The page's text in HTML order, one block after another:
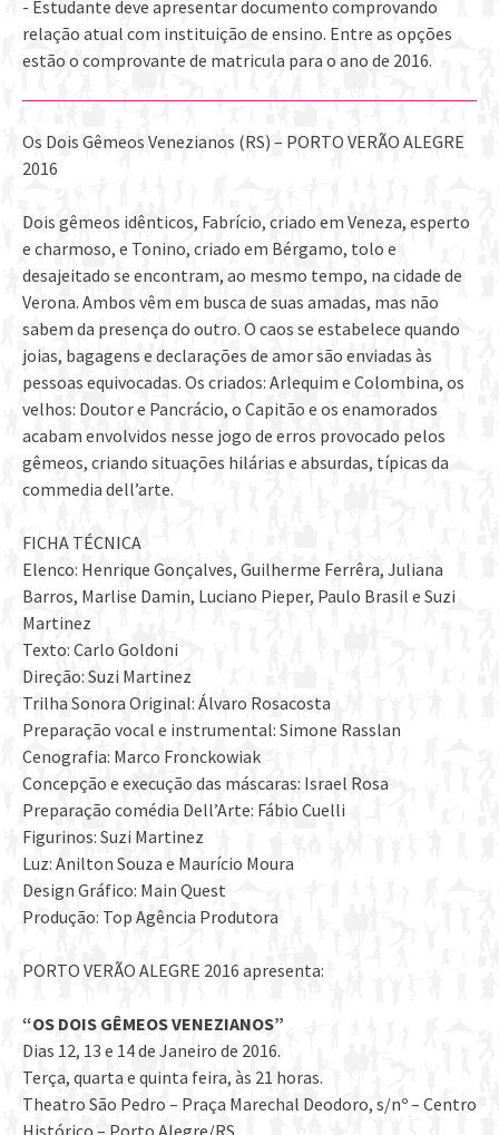
- Estudante deve apresentar documento comprovando
relação atual com instituição de ensino. Entre as opções
estão o comprovante de matricula para o ano de 2016.
Os Dois Gêmeos Venezianos (RS) – PORTO VERÃO ALEGRE
2016
Dois gêmeos idênticos, Fabrício, criado em Veneza, esperto
e charmoso, e Tonino, criado em Bérgamo, tolo e
desajeitado se encontram, ao mesmo tempo, na cidade de
Verona. Ambos vêm em busca de suas amadas, mas não
sabem da presença do outro. O caos se estabelece quando
joias, bagagens e declarações de amor são enviadas às
pessoas equivocadas. Os criados: Arlequim e Colombina, os
velhos: Doutor e Pancrácio, o Capitão e os enamorados
acabam envolvidos nesse jogo de erros provocado pelos
gêmeos, criando situações hilárias e absurdas, típicas da
commedia dell’arte.
FICHA TÉCNICA
Elenco: Henrique Gonçalves, Guilherme Ferrêra, Juliana
Barros, Marlise Damin, Luciano Pieper, Paulo Brasil e Suzi
Martinez
Texto: Carlo Goldoni
Direção: Suzi Martinez
Trilha Sonora Original: Álvaro Rosacosta
Preparação vocal e instrumental: Simone Rasslan
Cenografia: Marco Fronckowiak
Concepção e execução das máscaras: Israel Rosa
Preparação comédia Dell’Arte: Fábio Cuelli
Figurinos: Suzi Martinez
Luz: Anilton Souza e Maurício Moura
Design Gráfico: Main Quest
Produção: Top Agência Produtora
PORTO VERÃO ALEGRE 2016 apresenta:
“OS DOIS GÊMEOS VENEZIANOS”
Dias 12, 13 e 14 de Janeiro de 2016.
Terça, quarta e quinta feira, às 21 horas.
Theatro São Pedro – Praça Marechal Deodoro, s/nº – Centro
Histórico – Porto Alegre/RS